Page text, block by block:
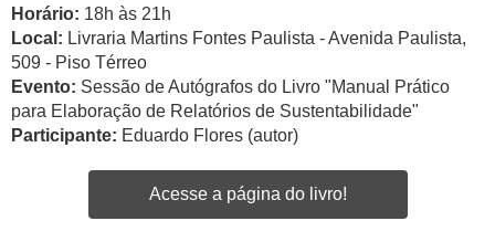
Horário: 18h às 21h
Local: Livraria Martins Fontes Paulista - Avenida Paulista,
509 - Piso Térreo
Evento: Sessão de Autógrafos do Livro "Manual Prático
para Elaboração de Relatórios de Sustentabilidade"
Participante: Eduardo Flores (autor)
Acesse a página do livro!